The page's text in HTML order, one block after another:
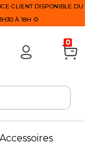
CLIENT DISPONIBLE DU
À 18H 🌻
0
Accessoires